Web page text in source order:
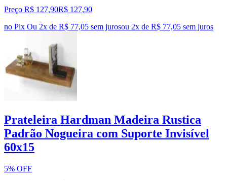
Preço R$ 127,90R$ 127,90
no Pix Ou 2x de R$ 77,05 sem jurosou 2x de R$ 77,05 sem juros
Prateleira Hardman Madeira Rustica
Padrão Nogueira com Suporte Invisível
60x15
5% OFF